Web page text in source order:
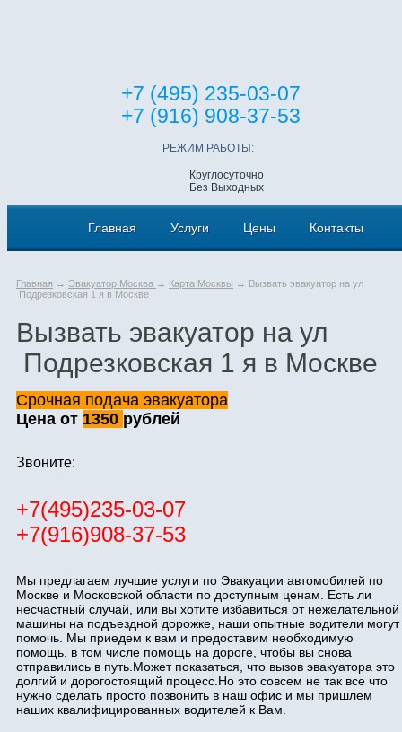
+7 (495) 235-03-07
+7 (916) 908-37-53
РЕЖИМ РАБОТЫ:
Круглосуточно
Без Выходных
Главная Услуги Цены Контакты
Главная → Эвакуатор Москва → Карта Москвы → Вызвать эвакуатор на ул
Подрезковская 1 я в Москве
Вызвать эвакуатор на ул
Подрезковская 1 я в Москве
Срочная подача эвакуатора
Цена от 1350 рублей
Звоните:
+7(495)235-03-07
+7(916)908-37-53
Мы предлагаем лучшие услуги по Эвакуации автомобилей по
Москве и Московской области по доступным ценам. Есть ли
несчастный случай, или вы хотите избавиться от нежелательной
машины на подъездной дорожке, наши опытные водители могут
помочь. Мы приедем к вам и предоставим необходимую
помощь, в том числе помощь на дороге, чтобы вы снова
отправились в путь.Может показаться, что вызов эвакуатора это
долгий и дорогостоящий процесс.Но это совсем не так все что
нужно сделать просто позвонить в наш офис и мы пришлем
наших квалифицированных водителей к Вам.